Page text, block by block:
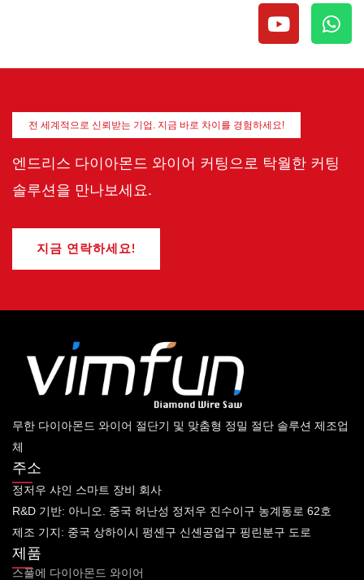
유
튜
W
h
t
p
전 세계적으로 신뢰받는 기업. 지금 바로 차이를 경험하세요!
엔드리스 다이아몬드 와이어 커팅으로 탁월한 커팅
솔루션을 만나보세요.
지금 연락하세요!
무한 다이아몬드 와이어 절단기 및 맞춤형 정밀 절단 솔루션 제조업
체
주소
정저우 샤인 스마트 장비 회사
R&D 기반: 아니오. 중국 허난성 정저우 진수이구 농계동로 62호
제조 기지: 중국 상하이시 펑셴구 신셴공업구 핑린분구 도로
제품
스풀에 다이아몬드 와이어